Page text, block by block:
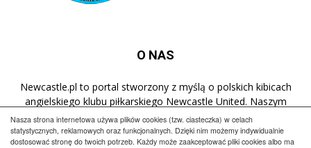
Nasza strona internetowa używa plików cookies (tzw. ciasteczka) w celach
statystycznych, reklamowych oraz funkcjonalnych. Dzięki nim możemy indywidualnie
dostosować stronę do twoich potrzeb. Każdy może zaakceptować pliki cookies albo ma
O NAS
Newcastle.pl to portal stworzony z myślą o polskich kibicach
angielskiego klubu piłkarskiego Newcastle United. Naszym
celem jest popularyzacja klubu w Polsce oraz dostarczanie
najnowszych informacji dotyczących zespołu z St James' Park.